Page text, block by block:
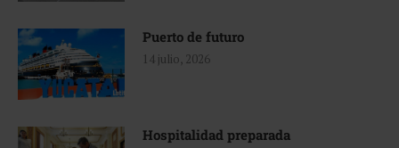
Puerto de futuro
14 julio, 2026
Hospitalidad preparada